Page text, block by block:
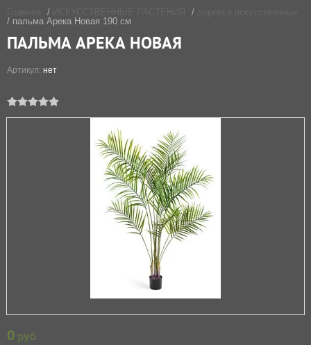
/ /
/ пальма Арека Новая 190 см
ПАЛЬМА АРЕКА НОВАЯ
Артикул: нет
0 руб.